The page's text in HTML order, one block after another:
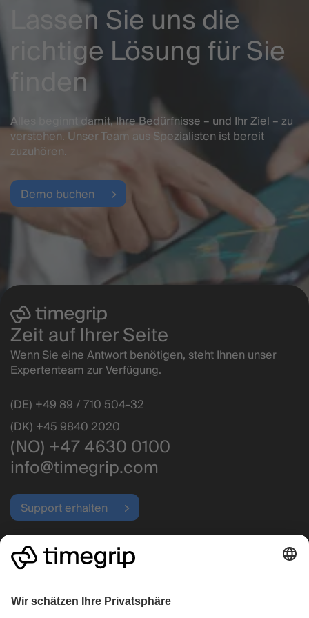
Lassen Sie uns die
richtige Lösung für Sie
finden
Alles beginnt damit, Ihre Bedürfnisse – und Ihr Ziel – zu
verstehen. Unser Team aus Spezialisten ist bereit
zuzuhören.
Demo buchen
Zeit auf Ihrer Seite
Wenn Sie eine Antwort benötigen, steht Ihnen unser
Expertenteam zur Verfügung.
(DE) +49 89 / 710 504-32
(DK) +45 9840 2020
(NO) +47 4630 0100
info@timegrip.com
Support erhalten
Betriebsstatus